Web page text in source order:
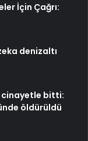
İçin Çağrı:
denizaltı
cinayetle bitti:
öldürüldü